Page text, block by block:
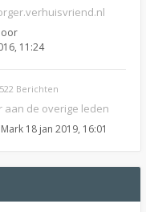
11:24
Berichten
aan de overige leden
Mark 18 jan 2019, 16:01